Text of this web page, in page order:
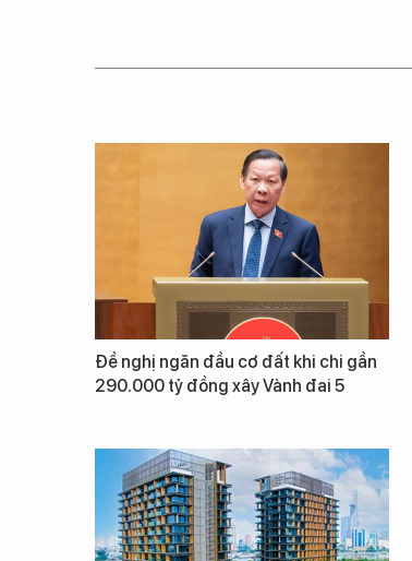
Đề nghị ngăn đầu cơ đất khi chi gần
290.000 tỷ đồng xây Vành đai 5